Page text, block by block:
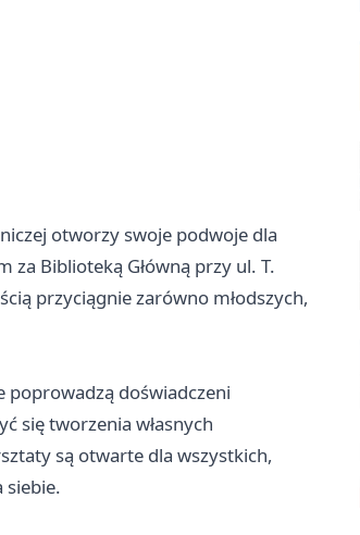
otworzy swoje podwoje dla
Biblioteką Główną przy ul. T.
przyciągnie zarówno młodszych,
doświadczeni
się tworzenia własnych
są otwarte dla wszystkich,
siebie.